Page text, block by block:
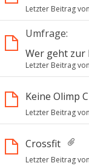
Letzter Beitrag von
Umfrage:
Wer geht zur
Letzter Beitrag von
Keine Olimp
Letzter Beitrag von
Crossfit
Letzter Beitrag von